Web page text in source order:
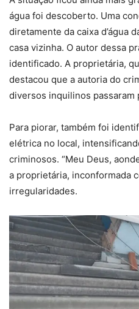
água foi descoberto. Uma
diretamente da caixa d’água
casa vizinha. O autor dessa
identificado. A proprietária,
destacou que a autoria do
diversos inquilinos passaram
Para piorar, também foi
elétrica no local,
criminosos. “Meu Deus,
a proprietária, inconformada
irregularidades.